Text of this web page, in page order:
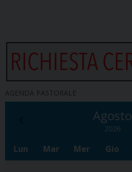
AGENDA PASTORALE
Agosto
2026
Lun Mar Mer Gio